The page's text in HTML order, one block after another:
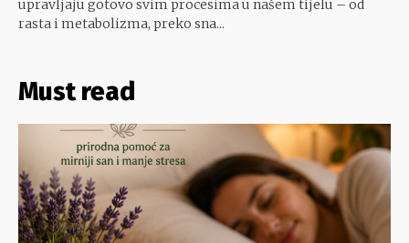
upravljaju gotovo svim procesima u našem tijelu – od
rasta i metabolizma, preko sna...
Must read